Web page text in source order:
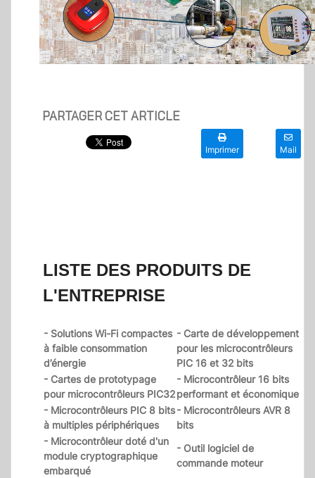
PARTAGER CET ARTICLE
Imprimer Mail
LISTE DES PRODUITS DE
L'ENTREPRISE
- Solutions Wi-Fi compactes
à faible consommation
d’énergie
- Carte de développement
pour les microcontrôleurs
PIC 16 et 32 bits
- Cartes de prototypage
pour microcontrôleurs PIC32
- Microcontrôleur 16 bits
performant et économique
- Microcontrôleurs PIC 8 bits
à multiples périphériques
- Microcontrôleurs AVR 8
bits
- Microcontrôleur doté d'un
module cryptographique
embarqué
- Outil logiciel de
commande moteur